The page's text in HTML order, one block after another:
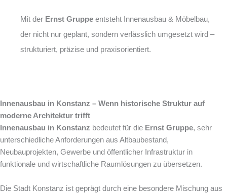
Mit der Ernst Gruppe entsteht Innenausbau & Möbelbau,
der nicht nur geplant, sondern verlässlich umgesetzt wird –
strukturiert, präzise und praxisorientiert.
Innenausbau in Konstanz – Wenn historische Struktur auf
moderne Architektur trifft
Innenausbau in Konstanz bedeutet für die Ernst Gruppe, sehr
unterschiedliche Anforderungen aus Altbaubestand,
Neubauprojekten, Gewerbe und öffentlicher Infrastruktur in
funktionale und wirtschaftliche Raumlösungen zu übersetzen.
Die Stadt Konstanz ist geprägt durch eine besondere Mischung aus